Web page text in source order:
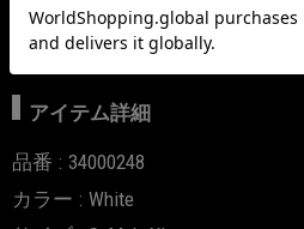
アイテム詳細
品番
34000248
カラー
White